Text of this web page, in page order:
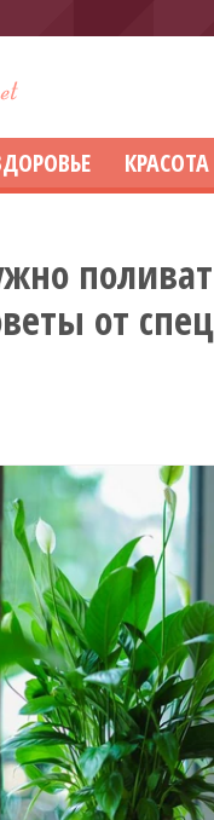
КРАСОТА
от